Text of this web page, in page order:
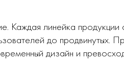
Каждая линейка
до продвинутых.
дизайн и